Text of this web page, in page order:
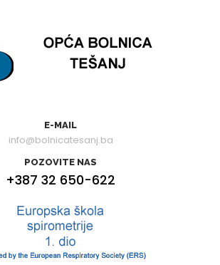
E-MAIL
info@bolnicatesanj.ba
POZOVITE NAS
+387 32 650-622